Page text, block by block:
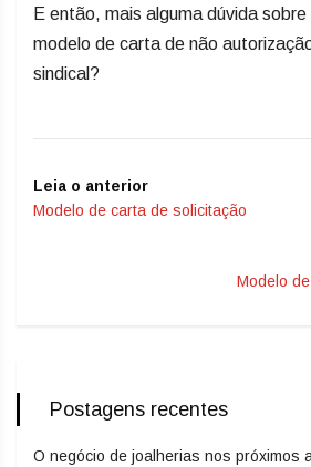
E então, mais alguma dúvida
modelo de carta de não
sindical​?
Leia o anterior
Modelo de carta de solicitação
Modelo
Postagens recentes
O negócio de joalherias nos próximos